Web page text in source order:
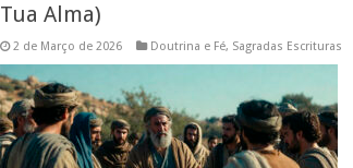
Tua Alma)
2 de Março de 2026 Doutrina e Fé, Sagradas Escrituras